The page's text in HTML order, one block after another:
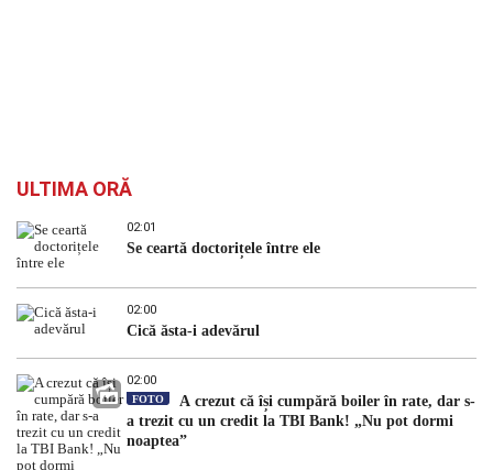
ULTIMA ORĂ
02:01
Se ceartă doctorițele între ele
02:00
Cică ăsta-i adevărul
02:00
FOTO
A crezut că își cumpără boiler în rate, dar s-
a trezit cu un credit la TBI Bank! „Nu pot dormi
noaptea”